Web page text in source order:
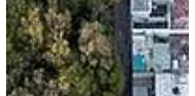
Constructora
construcción
Clima
Conservación del Agua
Contaminación
desarrolladoras